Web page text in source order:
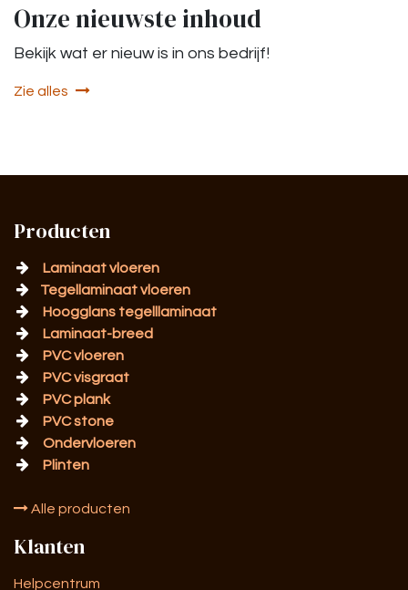
Onze nieuwste inhoud
Bekijk wat er nieuw is in ons bedrijf!
Zie alles
Producten
Laminaat vloeren
Tegellaminaat vloeren
Hoogglans tegelllaminaat
Laminaat-breed
PVC vloeren
PVC visgraat
PVC plank
PVC stone
Ondervloeren
Plinten
Alle producten
Klanten
Helpcentrum